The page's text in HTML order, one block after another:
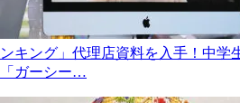
ンキング」代理店資料を入手！中学
「ガーシー…